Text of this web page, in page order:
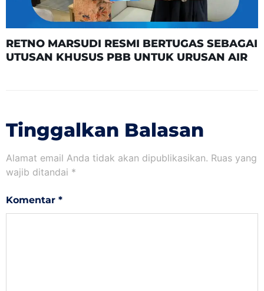
RETNO MARSUDI RESMI BERTUGAS SEBAGAI
UTUSAN KHUSUS PBB UNTUK URUSAN AIR
Tinggalkan Balasan
Alamat email Anda tidak akan dipublikasikan. Ruas yang
wajib ditandai *
Komentar *